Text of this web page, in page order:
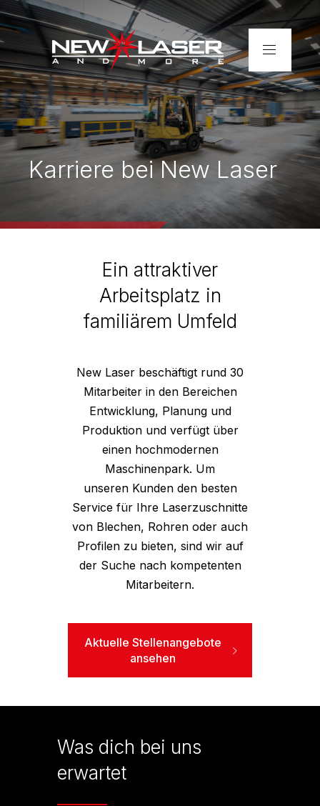
Home
Unternehmen
Leistungen
Realisationen
Rohrlaser-Zuschnitte –
schnell & präzise
Karriere bei New Laser
Ein attraktiver
Arbeitsplatz in
familiärem Umfeld
New Laser beschäftigt rund 30
Mitarbeiter in den Bereichen
Entwicklung, Planung und
Produktion und verfügt über
einen hochmodernen
Maschinenpark. Um
unseren Kunden den besten
Service für Ihre Laserzuschnitte
von Blechen, Rohren oder auch
Profilen zu bieten, sind wir auf
der Suche nach kompetenten
Mitarbeitern.
Aktuelle Stellenangebote
ansehen
Was dich bei uns
erwartet